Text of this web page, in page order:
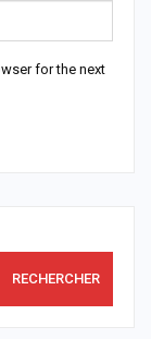
for the next
RECHERCHER